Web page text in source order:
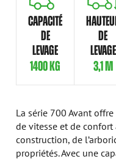
CAPACITÉ
DE
LEVAGE
1400 KG
DE
LEVAGE
3,1 M
La série 700 Avant
de vitesse et de
construction, de
propriétés. Avec une